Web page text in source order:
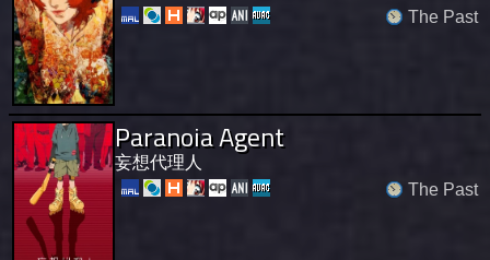
The Past
Paranoia Agent
妄想代理人
The Past